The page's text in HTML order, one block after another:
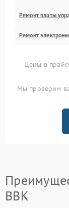
Ремонт платы
Ремонт
Цены в
Мы проверим
BBK